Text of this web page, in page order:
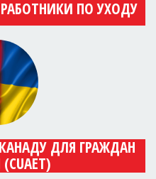
ПО УХОДУ
ДЛЯ ГРАЖДАН